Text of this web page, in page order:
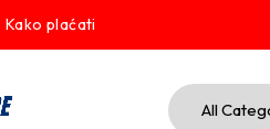
Kako plaćati